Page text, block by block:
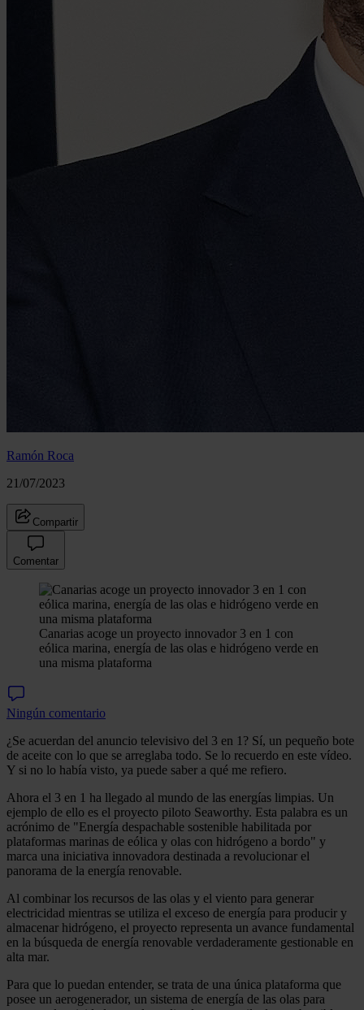
Ramón Roca
21/07/2023
Compartir
Comentar
Canarias acoge un proyecto innovador 3 en 1 con
eólica marina, energía de las olas e hidrógeno verde en
una misma plataforma
Ningún comentario
¿Se acuerdan del anuncio televisivo del 3 en 1? Sí, un pequeño bote
de aceite con lo que se arreglaba todo. Se lo recuerdo en este vídeo.
Y si no lo había visto, ya puede saber a qué me refiero.
Ahora el 3 en 1 ha llegado al mundo de las energías limpias. Un
ejemplo de ello es el proyecto piloto Seaworthy. Esta palabra es un
acrónimo de "Energía despachable sostenible habilitada por
plataformas marinas de eólica y olas con hidrógeno a bordo" y
marca una iniciativa innovadora destinada a revolucionar el
panorama de la energía renovable.
Al combinar los recursos de las olas y el viento para generar
electricidad mientras se utiliza el exceso de energía para producir y
almacenar hidrógeno, el proyecto representa un avance fundamental
en la búsqueda de energía renovable verdaderamente gestionable en
alta mar.
Para que lo puedan entender, se trata de una única plataforma que
posee un aerogenerador, un sistema de energía de las olas para